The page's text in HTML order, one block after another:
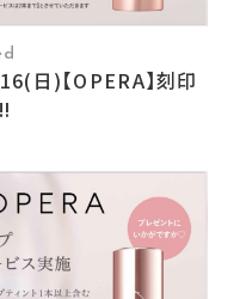
日)【OPERA】刻印